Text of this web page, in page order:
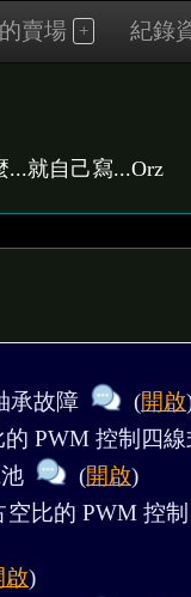
賣場 紀錄
就自己寫...Orz
承故障 (開啟
PWM 控制四
(開啟)
比的 PWM 控
啟)